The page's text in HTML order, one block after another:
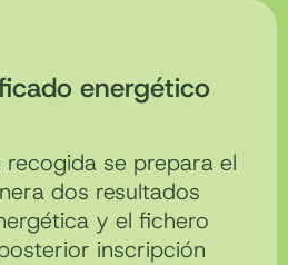
energético
se prepara el
dos resultados
y el fichero
inscripción